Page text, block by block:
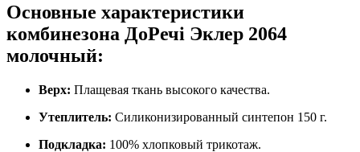
Основные характеристики
комбинезона ДоРечі Эклер 2064
молочный:
Верх: Плащевая ткань высокого качества.
Утеплитель: Силиконизированный синтепон 150 г.
Подкладка: 100% хлопковый трикотаж.